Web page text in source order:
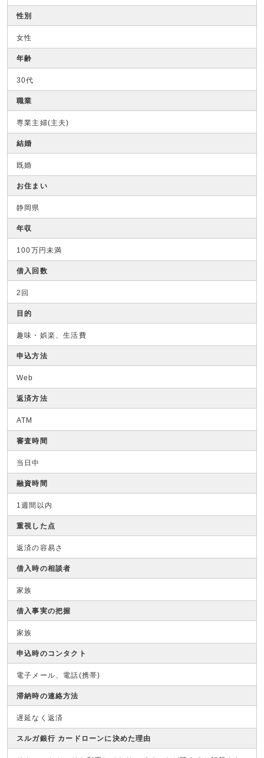
性別
女性
年齢
30代
職業
専業主婦(主夫)
結婚
既婚
お住まい
静岡県
年収
100万円未満
借入回数
2回
目的
趣味・娯楽、生活費
申込方法
Web
返済方法
ATM
審査時間
当日中
融資時間
1週間以内
重視した点
返済の容易さ
借入時の相談者
家族
借入事実の把握
家族
申込時のコンタクト
電子メール、電話(携帯)
滞納時の連絡方法
遅延なく返済
スルガ銀行 カードローンに決めた理由